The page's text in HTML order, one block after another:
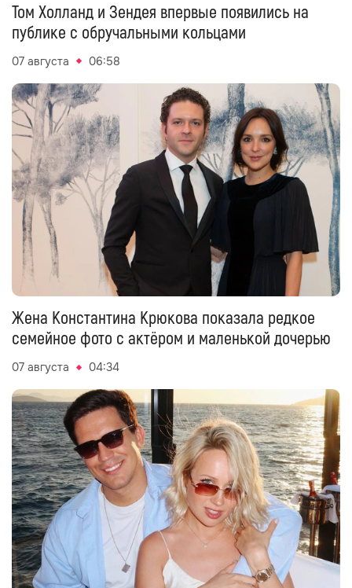
Том Холланд и Зендея впервые появились на
публике с обручальными кольцами
07 августа 06:58
Жена Константина Крюкова показала редкое
семейное фото с актёром и маленькой дочерью
07 августа 04:34